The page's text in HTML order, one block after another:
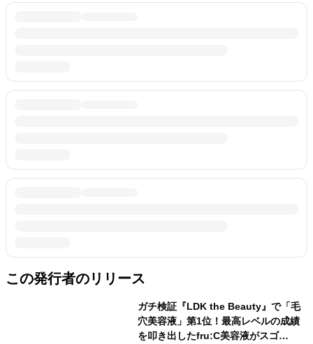
この発行者のリリース
ガチ検証『LDK the Beauty』で「毛
穴美容液」第1位！最高レベルの成績
を叩き出したfru:C美容液がスゴ